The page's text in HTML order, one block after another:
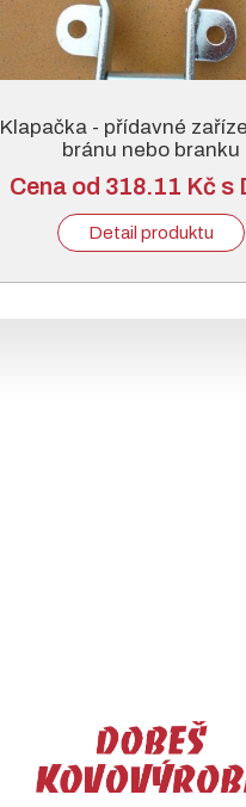
Klapačka - přídavné
bránu nebo branku
Cena od 318.11 Kč s
Detail produktu